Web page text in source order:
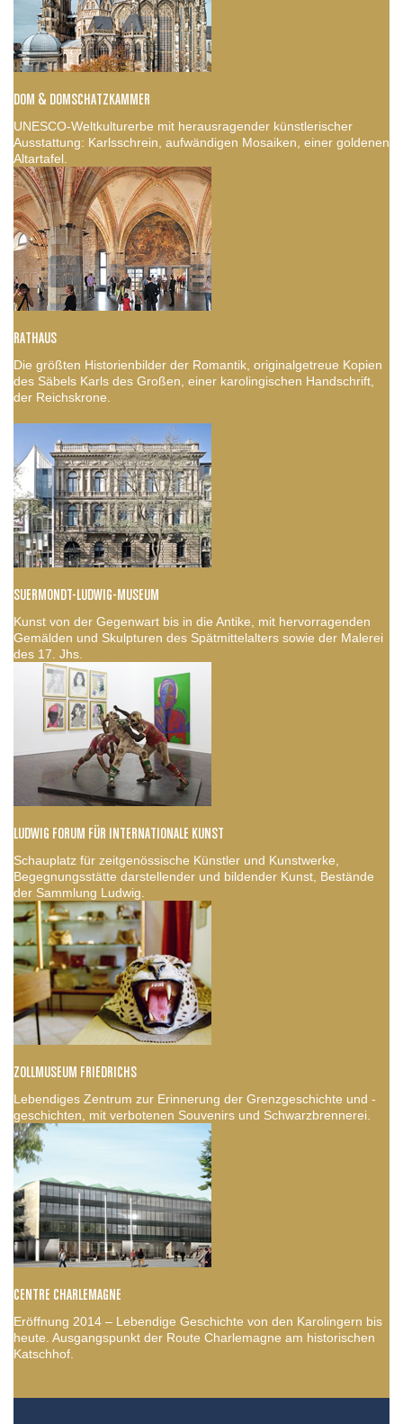
DOM & DOMSCHATZKAMMER
UNESCO-Weltkulturerbe mit herausragender künstlerischer
Ausstattung: Karlsschrein, aufwändigen Mosaiken, einer goldenen
Altartafel.
RATHAUS
Die größten Historienbilder der Romantik, originalgetreue Kopien
des Säbels Karls des Großen, einer karolingischen Handschrift,
der Reichskrone.
SUERMONDT-LUDWIG-MUSEUM
Kunst von der Gegenwart bis in die Antike, mit hervorragenden
Gemälden und Skulpturen des Spätmittelalters sowie der Malerei
des 17. Jhs.
LUDWIG FORUM FÜR INTERNATIONALE KUNST
Schauplatz für zeitgenössische Künstler und Kunstwerke,
Begegnungsstätte darstellender und bildender Kunst, Bestände
der Sammlung Ludwig.
ZOLLMUSEUM FRIEDRICHS
Lebendiges Zentrum zur Erinnerung der Grenzgeschichte und -
geschichten, mit verbotenen Souvenirs und Schwarzbrennerei.
CENTRE CHARLEMAGNE
Eröffnung 2014 – Lebendige Geschichte von den Karolingern bis
heute. Ausgangspunkt der Route Charlemagne am historischen
Katschhof.